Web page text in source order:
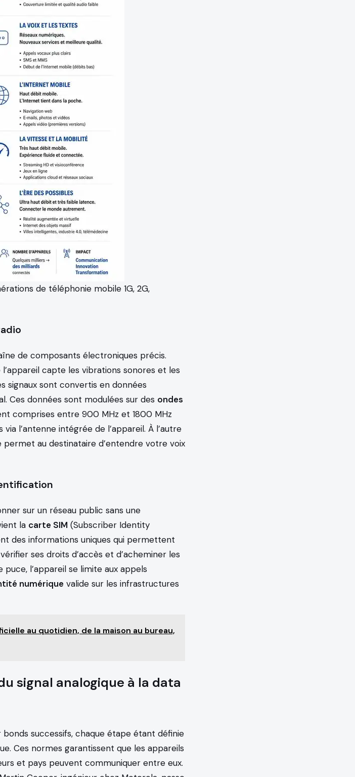
de téléphonie mobile 1G, 2G,
de composants électroniques précis.
capte les vibrations sonores et les
signaux sont convertis en données
Ces données sont modulées sur des ondes
comprises entre 900 MHz et 1800 MHz
l’antenne intégrée de l’appareil. À l’autre
au destinataire d’entendre votre voix
sur un réseau public sans une
la carte SIM (Subscriber Identity
des informations uniques qui permettent
ses droits d’accès et d’acheminer les
l’appareil se limite aux appels
numérique valide sur les infrastructures
au quotidien, de la maison au bureau,
signal analogique à la data
successifs, chaque étape étant définie
Ces normes garantissent que les appareils
et pays peuvent communiquer entre eux.